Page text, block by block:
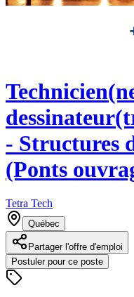
- Structures
(Ponts
Tetra Tech
Québec
Partager l'offre d'emploi
Postuler pour ce poste